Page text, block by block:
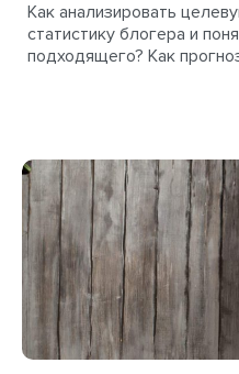
Как анализировать
статистику блогера и
подходящего? Как